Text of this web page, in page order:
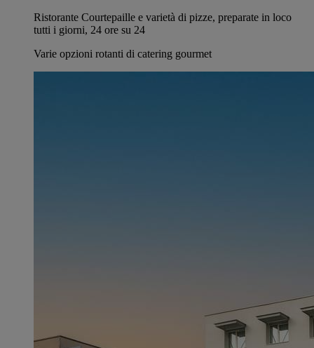
Ristorante Courtepaille e varietà di pizze, preparate in loco
tutti i giorni, 24 ore su 24
Varie opzioni rotanti di catering gourmet